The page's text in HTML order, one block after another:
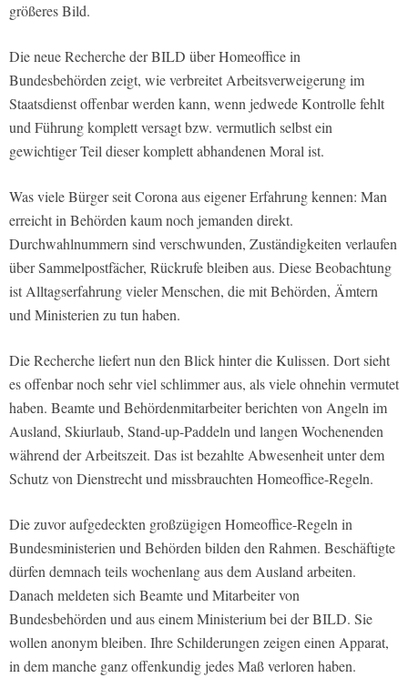
größeres Bild.
Die neue Recherche der BILD über Homeoffice in
Bundesbehörden zeigt, wie verbreitet Arbeitsverweigerung im
Staatsdienst offenbar werden kann, wenn jedwede Kontrolle fehlt
und Führung komplett versagt bzw. vermutlich selbst ein
gewichtiger Teil dieser komplett abhandenen Moral ist.
Was viele Bürger seit Corona aus eigener Erfahrung kennen: Man
erreicht in Behörden kaum noch jemanden direkt.
Durchwahlnummern sind verschwunden, Zuständigkeiten verlaufen
über Sammelpostfächer, Rückrufe bleiben aus. Diese Beobachtung
ist Alltagserfahrung vieler Menschen, die mit Behörden, Ämtern
und Ministerien zu tun haben.
Die Recherche liefert nun den Blick hinter die Kulissen. Dort sieht
es offenbar noch sehr viel schlimmer aus, als viele ohnehin vermutet
haben. Beamte und Behördenmitarbeiter berichten von Angeln im
Ausland, Skiurlaub, Stand-up-Paddeln und langen Wochenenden
während der Arbeitszeit. Das ist bezahlte Abwesenheit unter dem
Schutz von Dienstrecht und missbrauchten Homeoffice-Regeln.
Die zuvor aufgedeckten großzügigen Homeoffice-Regeln in
Bundesministerien und Behörden bilden den Rahmen. Beschäftigte
dürfen demnach teils wochenlang aus dem Ausland arbeiten.
Danach meldeten sich Beamte und Mitarbeiter von
Bundesbehörden und aus einem Ministerium bei der BILD. Sie
wollen anonym bleiben. Ihre Schilderungen zeigen einen Apparat,
in dem manche ganz offenkundig jedes Maß verloren haben.